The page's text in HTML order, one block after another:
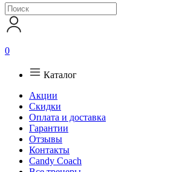
0
Каталог
Акции
Скидки
Оплата и доставка
Гарантии
Отзывы
Контакты
Candy Coach